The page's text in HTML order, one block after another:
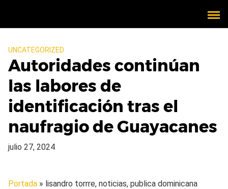
UNCATEGORIZED
Autoridades continúan
las labores de
identificación tras el
naufragio de Guayacanes
julio 27, 2024
Portada » lisandro torrre, noticias, publica dominicana